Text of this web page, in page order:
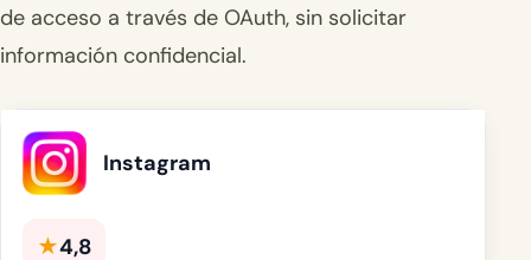
de acceso a través de OAuth, sin solicitar
información confidencial.
Instagram
★4,8